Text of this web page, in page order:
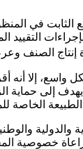
إنتاج الصنف
واسع، إلا أنه
الخاصة
والدولية
خصوصية